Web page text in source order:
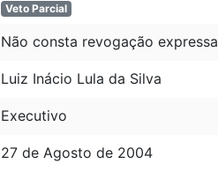
Veto Parcial
Não consta revogação expressa
Luiz Inácio Lula da Silva
Executivo
27 de Agosto de 2004